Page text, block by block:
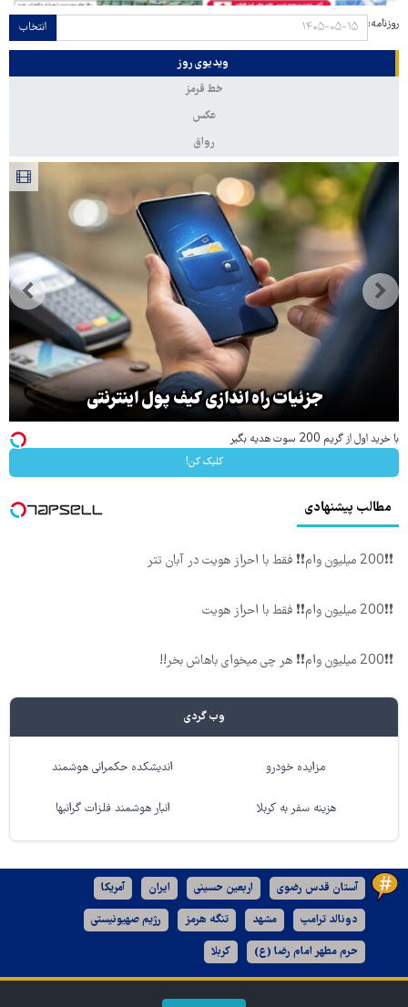
روزنامه: انتخاب
ویدیوی روز
خط قرمز
عکس
رواق
جزئیات راه اندازی کیف پول اینترنتی
با خرید اول از گریم 200 سوت هدیه بگیر
کلیک کن!
مطالب پیشنهادی
❗❗200 میلیون وام❗❗ فقط با احراز هویت در آبان تتر
❗❗200 میلیون وام❗❗ فقط با احراز هویت
❗❗200 میلیون وام❗❗ هر چی میخوای باهاش بخر!!
وب گردی
مزایده خودرو اندیشکده حکمرانی هوشمند
هزینه سفر به کربلا انبار هوشمند فلزات گرانبها
آستان قدس رضوی اربعین حسینی ایران آمریکا
دونالد ترامپ مشهد تنگه هرمز رژیم صهیونیستی
حرم مطهر امام رضا (ع) کربلا